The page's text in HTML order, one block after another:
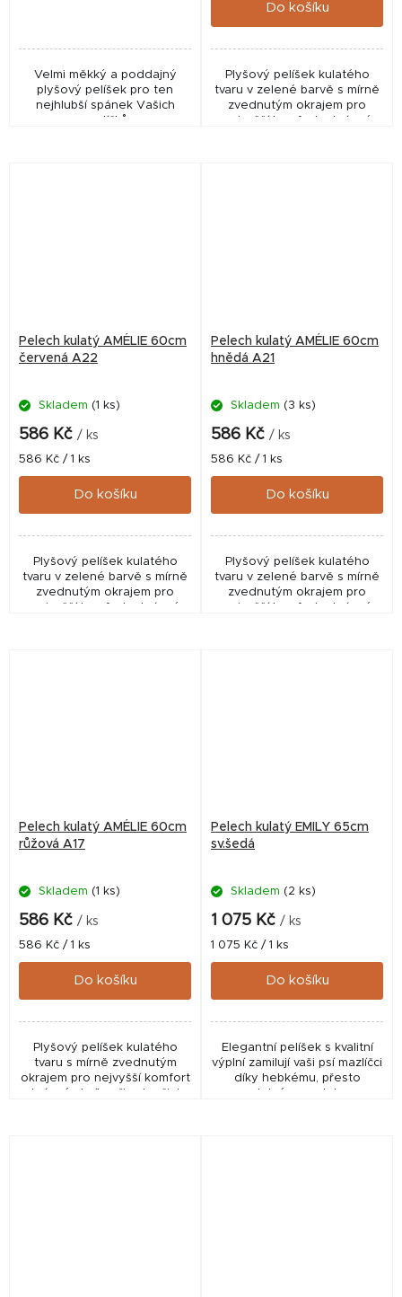
Velmi měkký a poddajný
plyšový pelíšek pro ten
nejhlubší spánek Vašich
Do košíku
Plyšový pelíšek kulatého
tvaru v zelené barvě s mírně
zvednutým okrajem pro
Pelech kulatý AMÉLIE 60cm
červená A22
Skladem (1 ks)
586 Kč / ks
Měrná
cena:
586 Kč / 1 ks
Do košíku
Plyšový pelíšek kulatého
tvaru v zelené barvě s mírně
zvednutým okrajem pro
nejvyšší komfort a krásné
Pelech kulatý AMÉLIE 60cm
hnědá A21
Skladem (3 ks)
586 Kč / ks
Měrná
cena:
586 Kč / 1 ks
Do košíku
Plyšový pelíšek kulatého
tvaru v zelené barvě s mírně
zvednutým okrajem pro
nejvyšší komfort a krásné
Pelech kulatý AMÉLIE 60cm
růžová A17
Skladem (1 ks)
586 Kč / ks
Měrná
cena:
586 Kč / 1 ks
Do košíku
Plyšový pelíšek kulatého
tvaru s mírně zvednutým
okrajem pro nejvyšší komfort
Pelech kulatý EMILY 65cm
sv.šedá
Skladem (2 ks)
1 075 Kč / ks
Měrná
cena:
1 075 Kč / 1 ks
Do košíku
Elegantní pelíšek s kvalitní
výplní zamilují vaši psí mazlíčci
díky hebkému, přesto